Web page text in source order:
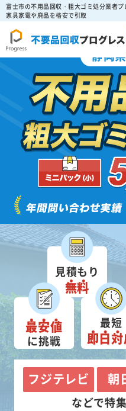
富士市の不用品回収・粗大ゴミ処分業者プ
家具家電や廃品を格安で引取
静岡
見積もり
無料
最安値
に挑戦
最短
即日
フジテレビ 朝
などで特